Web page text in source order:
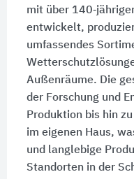
mit über
entwickelt,
umfassendes
Außenräume. Die
der Forschung und
Produktion bis hin
im eigenen Haus,
und langlebige
Standorten in der